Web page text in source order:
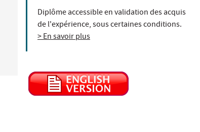
Diplôme accessible en validation des acquis
de l'expérience, sous certaines conditions.
> En savoir plus